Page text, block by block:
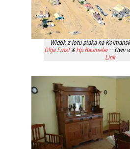
Widok z lotu ptaka na
Olga Ernst& Hp.Baumeler– Own
Link